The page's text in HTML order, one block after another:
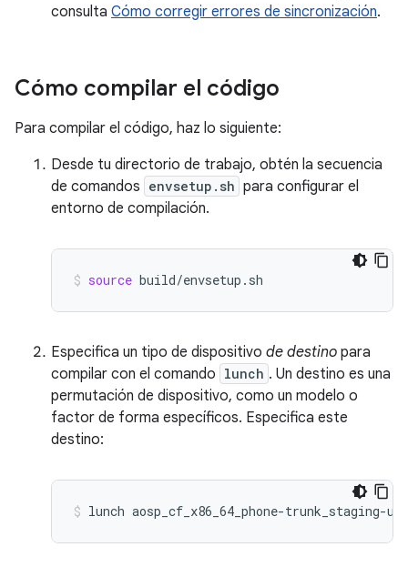
consulta Cómo corregir errores de sincronización.
Cómo compilar el código
Para compilar el código, haz lo siguiente:
Desde tu directorio de trabajo, obtén la secuencia
de comandos envsetup.sh para configurar el
entorno de compilación.
source build/envsetup.sh
Especifica un tipo de dispositivo de destino para
compilar con el comando lunch . Un destino es una
permutación de dispositivo, como un modelo o
factor de forma específicos. Especifica este
destino:
lunch aosp_cf_x86_64_phone-trunk_staging-